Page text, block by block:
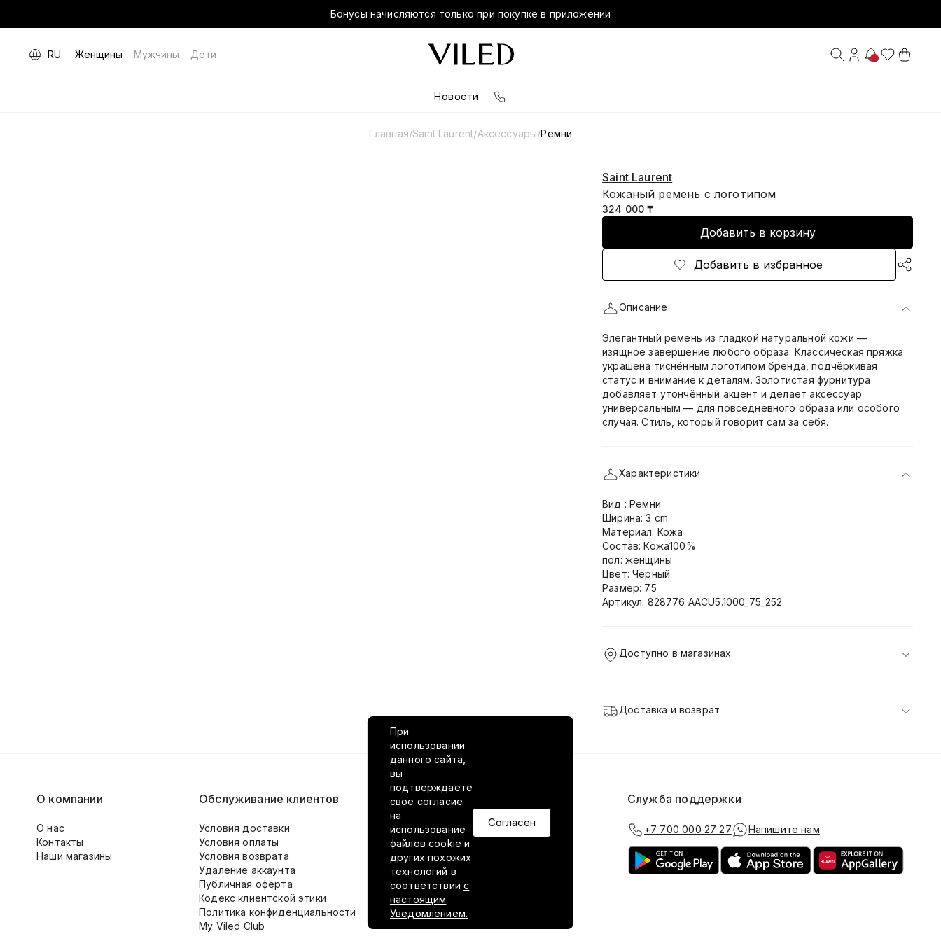
Бонусы начисляются только при покупке в приложении
RU Женщины Мужчины Дети
Новости
Главная/Saint Laurent/Аксессуары/Ремни
Saint Laurent
Кожаный ремень с логотипом
324 000 ₸
Добавить в корзину
Добавить в избранное
Описание
Элегантный ремень из гладкой натуральной кожи —
изящное завершение любого образа. Классическая пряжка
украшена тиснённым логотипом бренда, подчёркивая
статус и внимание к деталям. Золотистая фурнитура
добавляет утончённый акцент и делает аксессуар
универсальным — для повседневного образа или особого
случая. Стиль, который говорит сам за себя.
Характеристики
Вид : Ремни
Ширина: 3 cm
Материал: Кожа
Состав: Кожа100%
пол: женщины
Цвет: Черный
Размер: 75
Артикул: 828776 AACU5.1000_75_252
Доступно в магазинах
Доставка и возврат
При
использовании
данного сайта,
вы
подтверждаете
свое согласие
на
использование
файлов cookie и
других похожих
технологий в
соответствиис
настоящим
Уведомлением.
Согласен
О компании
О нас
Контакты
Наши магазины
Обслуживание клиентов
Условия доставки
Условия оплаты
Условия возврата
Удаление аккаунта
Публичная оферта
Кодекс клиентской этики
Политика конфиденциальности
My Viled Club
VILED в соцсетях Служба поддержки
+7 700 000 27 27 Напишите нам